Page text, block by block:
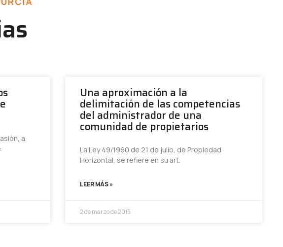
a
Una aproximación a la
delimitación de las competencias
del administrador de una
comunidad de propietarios
La Ley 49/1960 de 21 de julio, de Propiedad
Horizontal, se refiere en su art.
LEER MÁS »
2 de marzo de 2015